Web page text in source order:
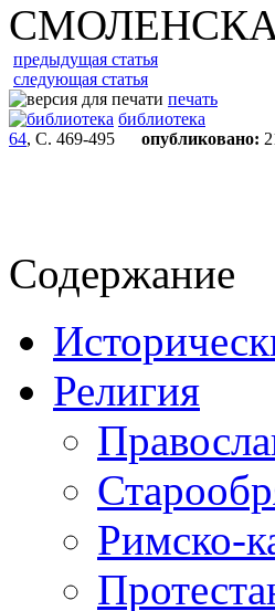
предыдущая статья
следующая статья
печать
библиотека
64, С. 469-495 опубликовано:
Содержание
Религия
Римско-